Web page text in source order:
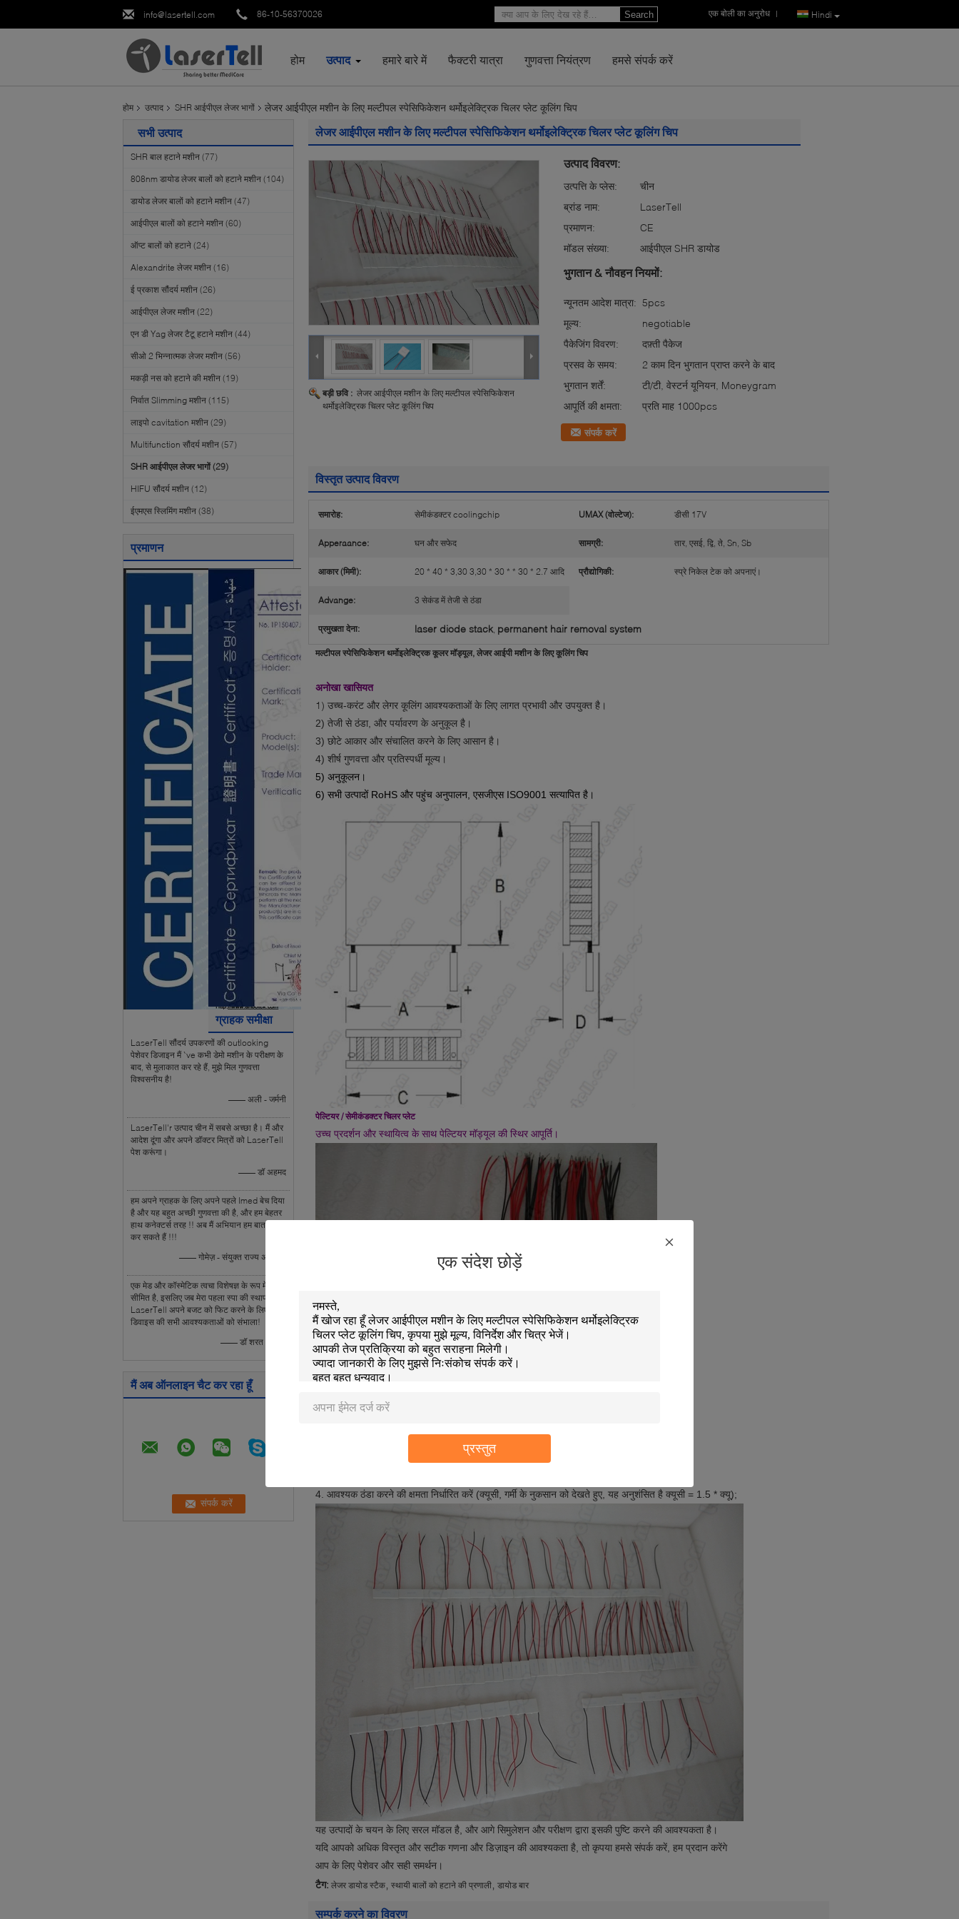
एक संदेश छोड़ें
प्रस्तुत
info@lasertell.com 86-10-56370026 Hindi
एक बोली का अनुरोध |
Search
होम उत्पाद हमारे बारे में फैक्टरी यात्रा गुणवत्ता नियंत्रण हमसे संपर्क करें
होम उत्पाद SHR आईपीएल लेजर भागों लेजर आईपीएल मशीन के लिए मल्टीपल स्पेसिफिकेशन थर्मोइलेक्ट्रिक चिलर प्लेट कूलिंग चिप
सभी उत्पाद
SHR बाल हटाने मशीन (77)
808nm डायोड लेजर बालों को हटाने मशीन (104)
डायोड लेजर बालों को हटाने मशीन (47)
आईपीएल बालों को हटाने मशीन (60)
ऑप्ट बालों को हटाने (24)
Alexandrite लेजर मशीन (16)
ई प्रकाश सौंदर्य मशीन (26)
आईपीएल लेजर मशीन (22)
एन डी Yag लेजर टैटू हटाने मशीन (44)
सीओ 2 भिन्नात्मक लेजर मशीन (56)
मकड़ी नस को हटाने की मशीन (19)
निर्वात Slimming मशीन (115)
लाइपो cavitation मशीन (29)
Multifunction सौंदर्य मशीन (57)
SHR आईपीएल लेजर भागों (29)
HIFU सौंदर्य मशीन (12)
ईएमएस स्लिमिंग मशीन (38)
प्रमाणन
ग्राहक समीक्षा
LaserTell सौंदर्य उपकरणों की outlooking
पेशेवर डिजाइन मैं `ve कभी डेमो मशीन के परीक्षण के
बाद, से मुलाकात कर रहे हैं, मुझे मिल गुणवत्ता
विश्वसनीय है!
—— अली - जर्मनी
LaserTell'r उत्पाद चीन में सबसे अच्छा है। मैं और
आदेश दूंगा और अपने डॉक्टर मित्रों को LaserTell
पेश करूंगा।
—— डॉ अहमद
हम अपने ग्राहक के लिए अपने पहले Imed बेच दिया
है और यह बहुत अच्छी गुणवत्ता की है, और हम बेहतर
हाथ कनेक्टर्स तरह !! अब मैं अभियान हम बात शुरू
कर सकते हैं !!!
—— गोमेज़ - संयुक्त राज्य अमेरिका
एक मेड और कॉस्मेटिक त्वचा विशेषज्ञ के रूप में, समय
सीमित है, इसलिए जब मेरा पहला स्पा की स्थापना,
LaserTell अपने बजट को फिट करने के लिए
डिवाइस की सभी आवश्यकताओं को संभाला!
—— डॉ शरत - भारत
मैं अब ऑनलाइन चैट कर रहा हूँ
लेजर आईपीएल मशीन के लिए मल्टीपल स्पेसिफिकेशन थर्मोइलेक्ट्रिक चिलर प्लेट कूलिंग चिप
बड़ी छवि : लेजर आईपीएल मशीन के लिए मल्टीपल स्पेसिफिकेशन
थर्मोइलेक्ट्रिक चिलर प्लेट कूलिंग चिप
उत्पाद विवरण:
उत्पत्ति के प्लेस:
चीन
ब्रांड नाम:
LaserTell
प्रमाणन:
CE
मॉडल संख्या:
आईपीएल SHR डायोड
भुगतान & नौवहन नियमों:
न्यूनतम आदेश मात्रा: 5pcs
मूल्य:
negotiable
पैकेजिंग विवरण:
दफ़्ती पैकेज
प्रसव के समय:
2 काम दिन भुगतान प्राप्त करने के बाद
भुगतान शर्तें:
टी/टी, वेस्टर्न यूनियन, Moneygram
आपूर्ति की क्षमता:
प्रति माह 1000pcs
संपर्क करें
विस्तृत उत्पाद विवरण
समारोह: सेमीकंडक्टर coolingchip UMAX (वोल्टेज): डीसी 17V
Apperaance: घन और सफेद सामग्री: तार, एसई, द्वि, ते, Sn, Sb
आकार (मिमी): 20 * 40 * 3,30 3,30 * 30 * * 30 * 2.7 आदि प्रौद्योगिकी: स्प्रे निकेल टेक को अपनाएं।
Advange: 3 सेकंड में तेजी से ठंडा
प्रमुखता देना: laser diode stack, permanent hair removal system
मल्टीपल स्पेसिफिकेशन थर्मोइलेक्ट्रिक कूलर मॉड्यूल, लेजर आईपी मशीन के लिए कूलिंग चिप
अनोखा खासियत
1) उच्च-करंट और लेगर कूलिंग आवश्यकताओं के लिए लागत प्रभावी और उपयुक्त है।
2) तेजी से ठंडा, और पर्यावरण के अनुकूल है।
3) छोटे आकार और संचालित करने के लिए आसान है।
4) शीर्ष गुणवत्ता और प्रतिस्पर्धी मूल्य।
5) अनुकूलन।
6) सभी उत्पादों RoHS और पहुंच अनुपालन, एसजीएस ISO9001 सत्यापित है।
पेल्टियर / सेमीकंडक्टर चिलर प्लेट
उच्च प्रदर्शन और स्थायित्व के साथ पेल्टियर मॉड्यूल की स्थिर आपूर्ति।
TE उत्पादों का चयन कैसे करें?
2. ठंडा स्थान या वस्तुओं (Tc) के आवश्यक तापमान की पुष्टि करें;
4. आवश्यक ठंडा करने की क्षमता निर्धारित करें (क्यूसी, गर्मी के नुकसान को देखते हुए, यह अनुशंसित है क्यूसी = 1.5 * क्यू);
यह उत्पादों के चयन के लिए सरल मॉडल है, और आगे सिमुलेशन और परीक्षण द्वारा इसकी पुष्टि करने की आवश्यकता है।
यदि आपको अधिक विस्तृत और सटीक गणना और डिज़ाइन की आवश्यकता है, तो कृपया हमसे संपर्क करें, हम प्रदान करेंगे
आप के लिए पेशेवर और सही समर्थन।
टैग: लेजर डायोड स्टैक स्थायी बालों को हटाने की प्रणाली डायोड बार
सम्पर्क करने का विवरण